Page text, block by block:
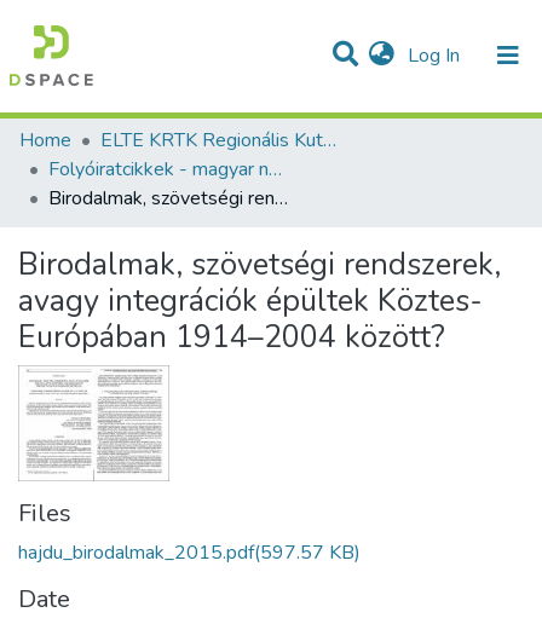
Log In (current)
Communities & Collections
Statistics
All of DSpace
Home
ELTE KRTK Regionális Kutatások Intézete
Folyóiratcikkek - magyar nyelvű (RKI)
Birodalmak, szövetségi rendszerek, avagy integrációk épültek Köztes-Európában 1914–2004 között?
Birodalmak, szövetségi rendszerek,
avagy integrációk épültek Köztes-
Európában 1914–2004 között?
Files
hajdu_birodalmak_2015.pdf(597.57 KB)
Date